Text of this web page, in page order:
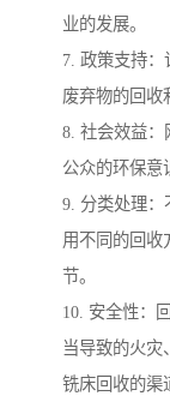
业的发展。
7. 政策支持
废弃物的回收
8. 社会效益：
公众的环保意
9. 分类处理：
用不同的回收
节。
10. 安全性：
当导致的火灾
铣床回收的渠